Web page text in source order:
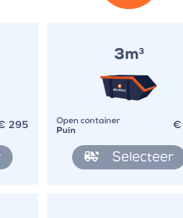
295
3m3
Open container
Puin
€
Selecteer